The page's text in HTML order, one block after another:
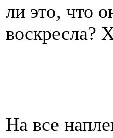
ли это, что
воскресла?
На все